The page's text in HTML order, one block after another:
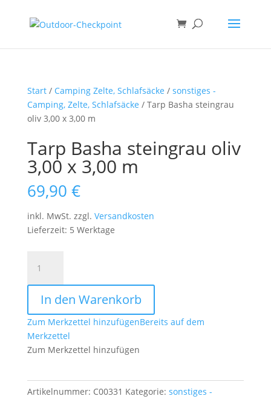
Start/ Camping Zelte, Schlafsäcke / sonstiges -
Camping, Zelte, Schlafsäcke / Tarp Basha steingrau
oliv 3,00 x 3,00 m
Tarp Basha steingrau oliv
3,00 x 3,00 m
69,90 €
inkl. MwSt. zzgl. Versandkosten
Lieferzeit: 5 Werktage
Basha
steingrau
3,00
x
3,00
m
In den Warenkorb
Zum Merkzettel hinzufügenBereits auf dem
Merkzettel
Zum Merkzettel hinzufügen
Artikelnummer: C00331 Kategorie: sonstiges -